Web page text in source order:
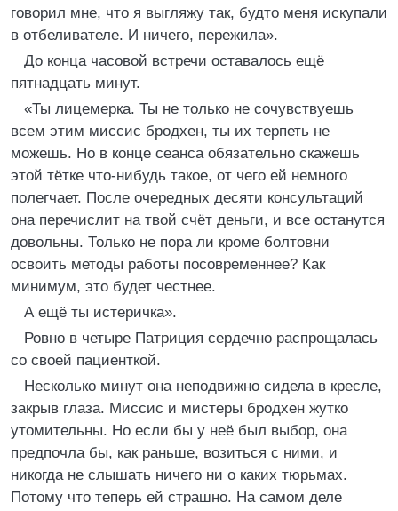
говорил мне, что я выгляжу так, будто меня искупали
в отбеливателе. И ничего, пережила».
До конца часовой встречи оставалось ещё
пятнадцать минут.
«Ты лицемерка. Ты не только не сочувствуешь
всем этим миссис бродхен, ты их терпеть не
можешь. Но в конце сеанса обязательно скажешь
этой тётке что-нибудь такое, от чего ей немного
полегчает. После очередных десяти консультаций
она перечислит на твой счёт деньги, и все останутся
довольны. Только не пора ли кроме болтовни
освоить методы работы посовременнее? Как
минимум, это будет честнее.
А ещё ты истеричка».
Ровно в четыре Патриция сердечно распрощалась
со своей пациенткой.
Несколько минут она неподвижно сидела в кресле,
закрыв глаза. Миссис и мистеры бродхен жутко
утомительны. Но если бы у неё был выбор, она
предпочла бы, как раньше, возиться с ними, и
никогда не слышать ничего ни о каких тюрьмах.
Потому что теперь ей страшно. На самом деле